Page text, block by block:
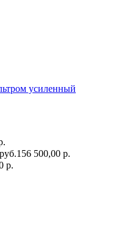
усиленный
156 500,00 р.
р.